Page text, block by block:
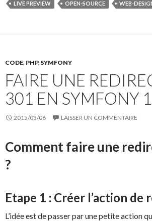
LIVE PREVIEW
OPEN-SOURCE WEB-
CODE, PHP, SYMFONY
FAIRE UNE
301 EN SYMFONY 1
2015/03/06 LAISSER UN COMMENTAIRE
Comment faire une
?
Etape 1 : Créer l’action de
L’idée est de passer par une petite action